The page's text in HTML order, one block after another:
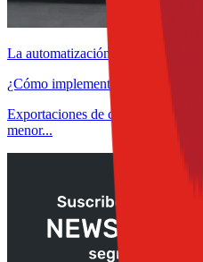
La automatización como aliada
¿Cómo implementar inteligencia
Exportaciones de carne de
menor...